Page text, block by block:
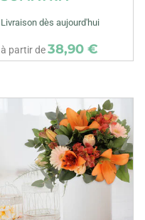
Livraison dès aujourd'hui
à partir de38,90 €